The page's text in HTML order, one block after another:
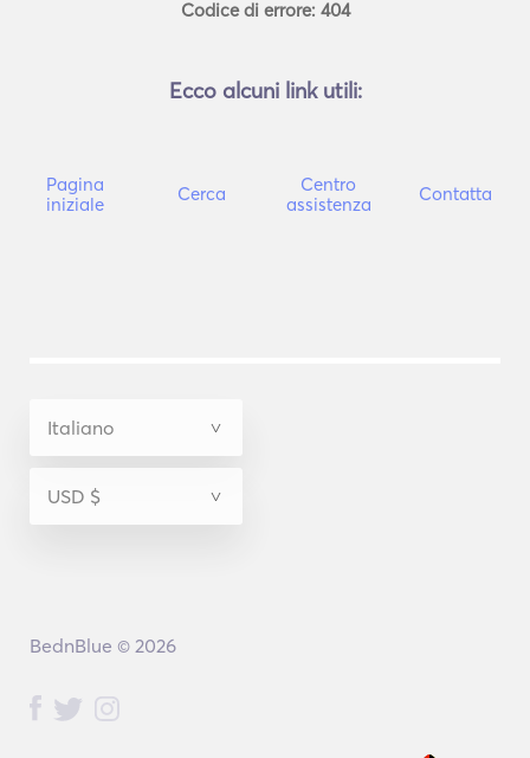
Codice di errore: 404
Ecco alcuni link utili:
Pagina
iniziale
Cerca
Centro
assistenza
Contatta
BednBlue © 2026